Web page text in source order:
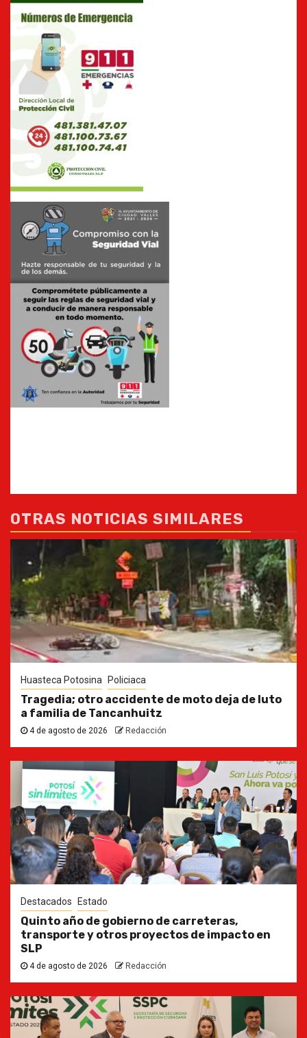
OTRAS NOTICIAS SIMILARES
Huasteca Potosina Policiaca
Tragedia; otro accidente de moto deja de luto
a familia de Tancanhuitz
4 de agosto de 2026 Redacción
Destacados Estado
Quinto año de gobierno de carreteras,
transporte y otros proyectos de impacto en
SLP
4 de agosto de 2026 Redacción